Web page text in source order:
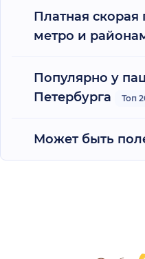
Платная
метро и
Популярно у
Петербурга
Топ
Может быть